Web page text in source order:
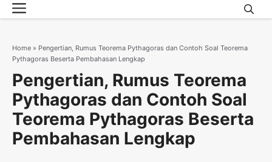
Skip
to
Menu
Home » Pengertian, Rumus Teorema Pythagoras dan Contoh Soal Teorema
Pythagoras Beserta Pembahasan Lengkap
Pengertian, Rumus Teorema
Pythagoras dan Contoh Soal
Teorema Pythagoras Beserta
Pembahasan Lengkap